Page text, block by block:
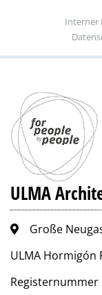
Interner
ULMA
Große
ULMA Hormigón
Registernummer